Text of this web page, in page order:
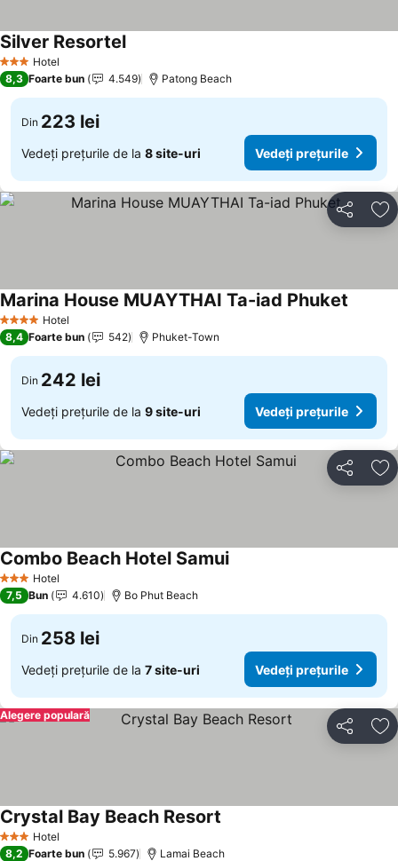
3 SteleHotel
Silver Resortel
8,3 Foarte bun 4.549 Patong Beach
Din 223 lei
Vedeți prețurile de la 8 site-uri Vedeți prețurile
Distribuiți
4 Stele Hotel
Marina House MUAYTHAI Ta-iad Phuket
8,4 Foarte bun 542 Phuket-Town
Din 242 lei
Vedeți prețurile de la 9 site-uri Vedeți prețurile
Distribuiți
3 SteleHotel
Combo Beach Hotel Samui
7,5 Bun 4.610 Bo Phut Beach
Din 258 lei
Vedeți prețurile de la 7 site-uri Vedeți prețurile
Distribuiți
Alegere populară
3 SteleHotel
Crystal Bay Beach Resort
8,2 Foarte bun 5.967 Lamai Beach